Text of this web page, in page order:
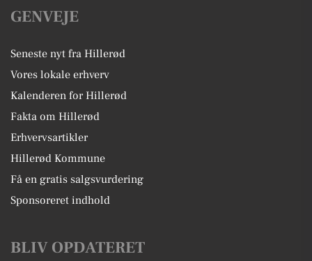
GENVEJE
Seneste nyt fra Hillerød
Vores lokale erhverv
Kalenderen for Hillerød
Fakta om Hillerød
Erhvervsartikler
Hillerød Kommune
Få en gratis salgsvurdering
Sponsoreret indhold
BLIV OPDATERET